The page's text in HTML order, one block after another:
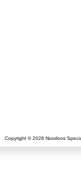
Copyright © 2026 Noorloos